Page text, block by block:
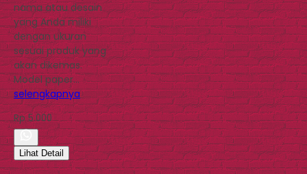
nama atau desain
yang Anda miliki
dengan ukuran
sesuai produk yang
akan dikemas.
Model paper…
selengkapnya
Rp 5.000
Lihat Detail